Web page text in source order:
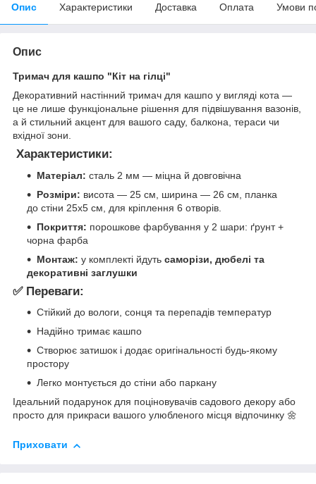
Опис Характеристики Доставка Оплата Умови
Опис
Тримач для кашпо "Кіт на гілці"
Декоративний настінний тримач для кашпо у вигляді кота —
це не лише функціональне рішення для підвішування вазонів,
а й стильний акцент для вашого саду, балкона, тераси чи
вхідної зони.
Характеристики:
Матеріал: сталь 2 мм — міцна й довговічна
Розміри: висота — 25 см, ширина — 26 см, планка
до стіни 25х5 см, для кріплення 6 отворів.
Покриття: порошкове фарбування у 2 шари: ґрунт +
чорна фарба
Монтаж: у комплекті йдуть саморізи, дюбелі та
декоративні заглушки
✅ Переваги:
Стійкий до вологи, сонця та перепадів температур
Надійно тримає кашпо
Створює затишок і додає оригінальності будь-якому
простору
Легко монтується до стіни або паркану
Ідеальний подарунок для поціновувачів садового декору або
просто для прикраси вашого улюбленого місця відпочинку 🌼
Приховати